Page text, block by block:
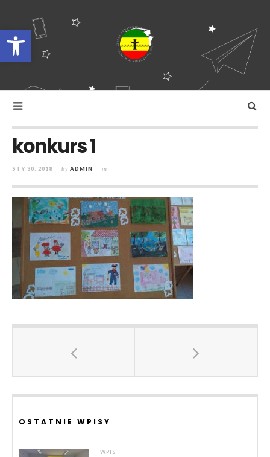
Otwórz pasek narzędzi
konkurs 1
STY 30, 2018 by ADMIN in
OSTATNIE WPISY
WPIS